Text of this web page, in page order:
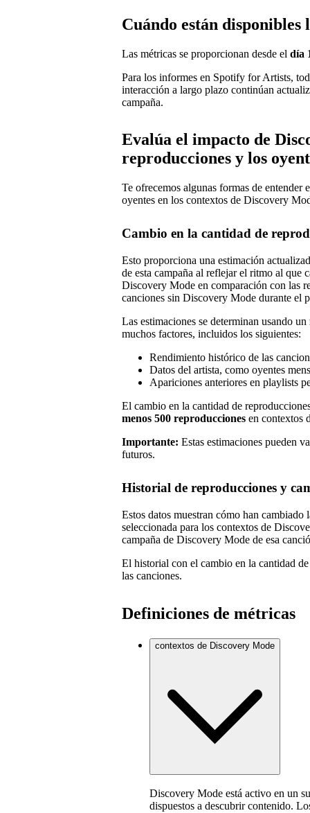
Cuándo están disponibles
Las métricas se proporcionan desde el día
Para los informes en Spotify for Artists,
interacción a largo plazo continúan
campaña.
Evalúa el impacto de
reproducciones y los
Te ofrecemos algunas formas de entender
oyentes en los contextos de Discovery
Cambio en la cantidad de
Esto proporciona una estimación
de esta campaña al reflejar el ritmo al que
Discovery Mode en comparación con las
canciones sin Discovery Mode durante el
Las estimaciones se determinan usando un
muchos factores, incluidos los siguientes:
Rendimiento histórico de las
Datos del artista, como oyentes
Apariciones anteriores en playlists
El cambio en la cantidad de
menos 500 reproducciones en contextos
Importante: Estas estimaciones pueden
futuros.
Historial de reproducciones y
Estos datos muestran cómo han
seleccionada para los contextos de
campaña de Discovery Mode de esa
El historial con el cambio en la cantidad
las canciones.
Definiciones de métricas
contextos de Discovery Mode
Discovery Mode está activo en un
dispuestos a descubrir contenido.